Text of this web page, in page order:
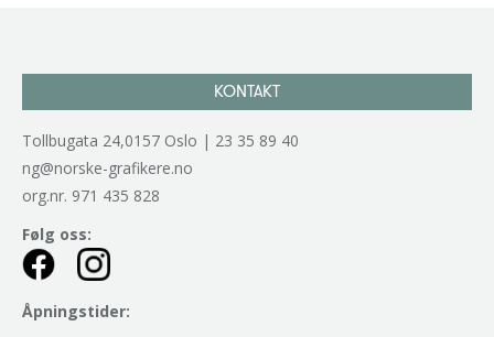
KONTAKT
Tollbugata 24,0157 Oslo | 23 35 89 40
ng@norske-grafikere.no
org.nr. 971 435 828
Følg oss:
Åpningstider: